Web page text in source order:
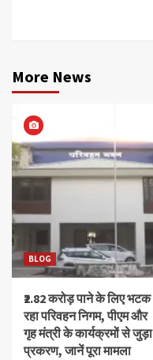
More News
BLOG
₹2.82 करोड़ पाने के लिए भटक
रहा परिवहन निगम, पीएम और
गृह मंत्री के कार्यक्रमों से जुड़ा
प्रकरण, जानें पूरा मामला